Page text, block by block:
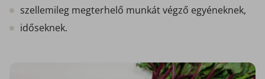
szellemileg megterhelő munkát végző egyéneknek,
időseknek.